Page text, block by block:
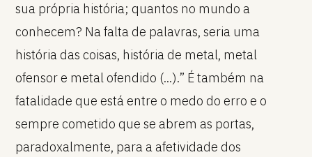
sua própria história; quantos no mundo a
conhecem? Na falta de palavras, seria uma
história das coisas, história de metal, metal
ofensor e metal ofendido (...).” É também na
fatalidade que está entre o medo do erro e o
sempre cometido que se abrem as portas,
paradoxalmente, para a afetividade dos